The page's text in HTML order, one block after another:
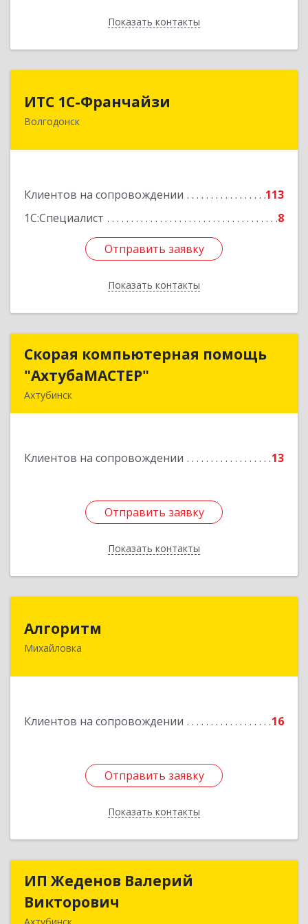
Показать контакты
Назад
ИТС 1С-Франчайзи
Волгодонск
Клиентов на сопровождении
113
1С:Специалист
8
Отправить заявку
Показать контакты
ИТС 1С-Франчайзи
347380, Ростовская обл, Волгодонск г, Гагарина
Отправить заявку
Назад
Скорая компьютерная помощь
"АхтубаМАСТЕР"
Ахтубинск
Клиентов на сопровождении 13
Отправить заявку
Показать контакты
Скорая компьютерная помощь
Подробнее
Отправить заявку
Назад
Алгоритм
Михайловка
Клиентов на сопровождении 16
Отправить заявку
Показать контакты
Отправить заявку
Назад
ИП Жеденов Валерий
Викторович
ИП Жеденов Валерий